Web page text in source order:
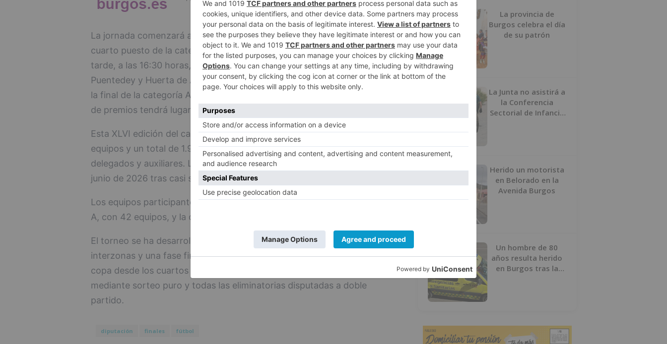
La jornada comenzará a las 11:30 horas con el partido por el tercer y
cuarto puesto de la categoría A entre Tardajos y Sotopalacios. Ya por la
tarde, a las 16:30 horas, se disputará la final de la categoría B entre
Puentedey y Huerta de Arriba. El plato fuerte llegará a las 19:00 horas con
la final de la categoría A, que enfrentará a Villarcayo y Ubierna. La entrega
de premios tendrá lugar a las 21:00 horas.
Esta XLVI edición del campeonato ha contado con la participación de 74
equipos y un total de 1.900 jugadores, a los que se suman entrenadores,
delegados y auxiliares. La competición finalizará oficialmente el 20 de
junio de 2026 tras casi siete meses de actividad.
Los equipos participantes se distribuyeron en dos categorías: la categoría
A, con 42 equipos, y la categoría B, con 32 conjuntos.
El torneo se ha desarrollado en tres fases: una fase de grupos, una fase
interzonas y una fase final. En esta última se ha empleado un formato de
copa desde los cuartos de final, con emparejamientos determinados
mediante sorteo puro y todas las eliminatorias disputadas a doble
partido.
diputación finales fútbol
2
La provincia de
Burgos celebra el día
de su patrón
La Junta no asistirá a
la Conferencia
Sectorial de Infancia
Herido un motorista
en Belorado en la
Avenida Burgos
Un hombre de 80
años resulta herido
en Burgos tras la